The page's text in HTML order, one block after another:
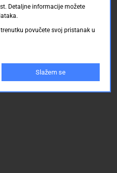
Detaljne informacije možete
povučete svoj pristanak u
Slažem se